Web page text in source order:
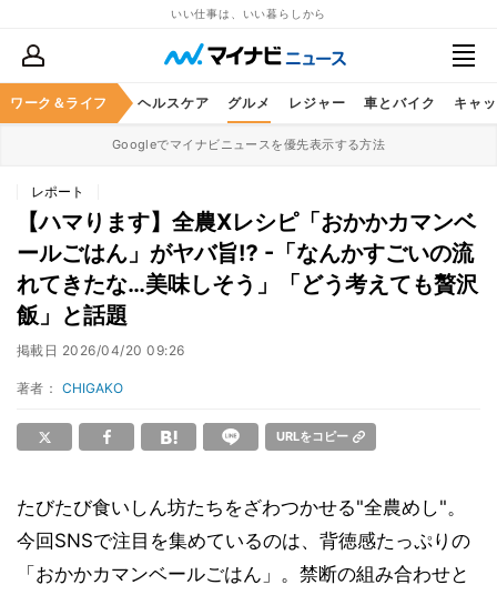
いい仕事は、いい暮らしから
ワーク＆ライフ
マネー 暮らし ヘルスケア グルメ レジャー 車とバイク キャ
Googleでマイナビニュースを優先表示する方法
レポート
【ハマります】全農Xレシピ「おかかカマンベ
ールごはん」がヤバ旨⁉ -「なんかすごいの流
れてきたな…美味しそう」「どう考えても贅沢
飯」と話題
掲載日 2026/04/20 09:26
著者： CHIGAKO
URLをコピー
たびたび食いしん坊たちをざわつかせる"全農めし"。
今回SNSで注目を集めているのは、背徳感たっぷりの
「おかかカマンベールごはん」。禁断の組み合わせと